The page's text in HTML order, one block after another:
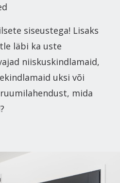
siseustega! Lisaks
läbi ka uste
niiskuskindlamaid,
uksi või
mida